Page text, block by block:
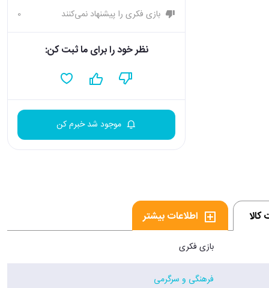
بازی فکری را پیشنهاد نمی‌کنند 0
نظر خود را برای ما ثبت کن:
موجود شد خبرم کن
کالا اطلاعات بیشتر
بازی فکری
فرهنگی و سرگرمی